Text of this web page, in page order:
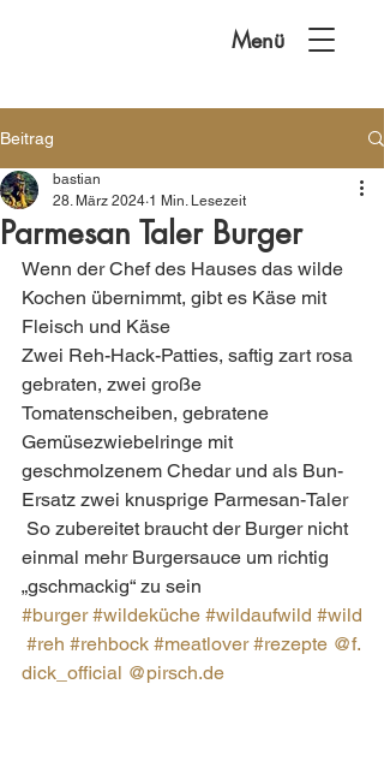
Menü
Beitrag
Parmesan Taler Burger
bastian
28. März 2024 1 Min. Lesezeit
Wenn der Chef des Hauses das wilde
Kochen übernimmt, gibt es Käse mit
Fleisch und Käse
Zwei Reh-Hack-Patties, saftig zart rosa
gebraten, zwei große
Tomatenscheiben, gebratene
Gemüsezwiebelringe mit
geschmolzenem Chedar und als Bun-
Ersatz zwei knusprige Parmesan-Taler
So zubereitet braucht der Burger nicht
einmal mehr Burgersauce um richtig
„gschmackig“ zu sein
#burger #wildeküche #wildaufwild #wild
#reh #rehbock #meatlover #rezepte @f.
dick_official @pirsch.de